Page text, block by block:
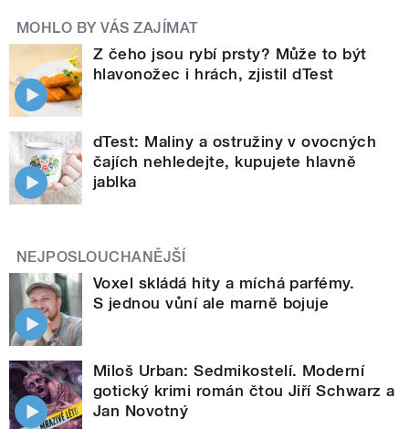
MOHLO BY VÁS ZAJÍMAT
Z čeho jsou rybí prsty? Může to být
hlavonožec i hrách, zjistil dTest
dTest: Maliny a ostružiny v ovocných
čajích nehledejte, kupujete hlavně
jablka
NEJPOSLOUCHANĚJŠÍ
Voxel skládá hity a míchá parfémy.
S jednou vůní ale marně bojuje
Miloš Urban: Sedmikostelí. Moderní
gotický krimi román čtou Jiří Schwarz a
Jan Novotný